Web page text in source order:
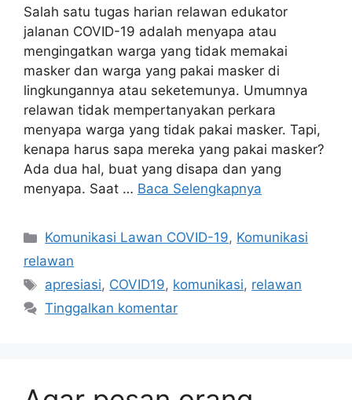
Salah satu tugas harian relawan edukator
jalanan COVID-19 adalah menyapa atau
mengingatkan warga yang tidak memakai
masker dan warga yang pakai masker di
lingkungannya atau seketemunya. Umumnya
relawan tidak mempertanyakan perkara
menyapa warga yang tidak pakai masker. Tapi,
kenapa harus sapa mereka yang pakai masker?
Ada dua hal, buat yang disapa dan yang
menyapa. Saat … Baca Selengkapnya
Kategori
Komunikasi Lawan COVID-19, Komunikasi
relawan
Tag
apresiasi, COVID19, komunikasi, relawan
Tinggalkan komentar